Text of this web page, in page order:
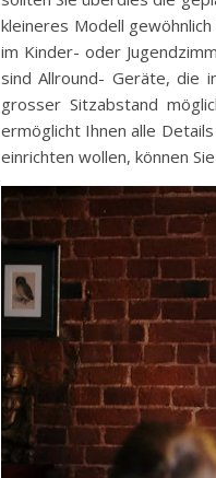
kleineres Modell
im Kinder- oder
sind Allround- Geräte, die
grosser Sitzabstand
ermöglicht Ihnen alle
einrichten wollen, können